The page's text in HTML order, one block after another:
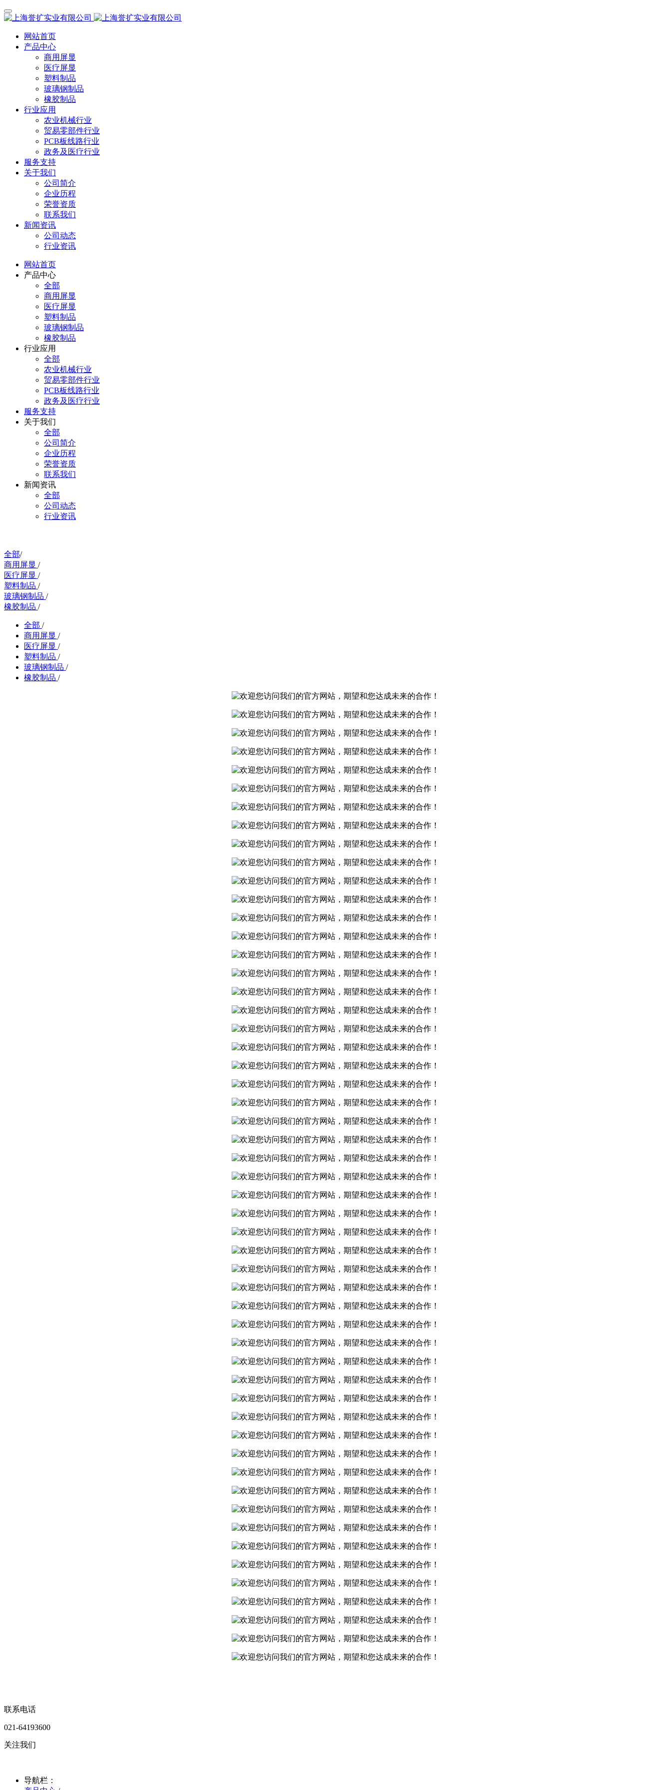
网站首页
产品中心
商用屏显
医疗屏显
塑料制品
玻璃钢制品
橡胶制品
行业应用
农业机械行业
贸易零部件行业
PCB板线路行业
政务及医疗行业
服务支持
关于我们
公司简介
企业历程
荣誉资质
联系我们
新闻资讯
公司动态
行业资讯
网站首页
产品中心
全部
商用屏显
医疗屏显
塑料制品
玻璃钢制品
橡胶制品
行业应用
全部
农业机械行业
贸易零部件行业
PCB板线路行业
政务及医疗行业
服务支持
关于我们
全部
公司简介
企业历程
荣誉资质
联系我们
新闻资讯
全部
公司动态
行业资讯
全部/
商用屏显 /
医疗屏显 /
塑料制品 /
玻璃钢制品 /
橡胶制品 /
全部 /
商用屏显 /
医疗屏显 /
塑料制品 /
玻璃钢制品 /
橡胶制品 /
联系电话
021-64193600
关注我们
导航栏：